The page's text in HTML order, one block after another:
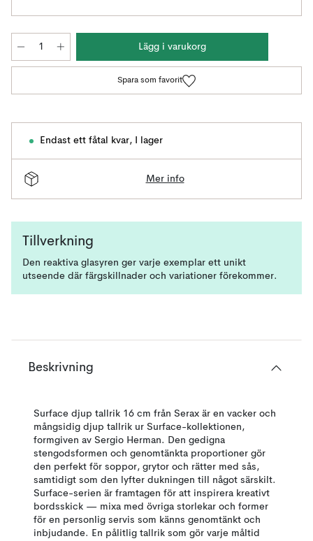
Lägg i varukorg
Spara som favorit
Endast ett fåtal kvar, I lager
Mer info
Tillverkning
Den reaktiva glasyren ger varje exemplar ett unikt
utseende där färgskillnader och variationer förekommer.
Beskrivning
Surface djup tallrik 16 cm från Serax är en vacker och
mångsidig djup tallrik ur Surface-kollektionen,
formgiven av Sergio Herman. Den gedigna
stengodsformen och genomtänkta proportioner gör
den perfekt för soppor, grytor och rätter med sås,
samtidigt som den lyfter dukningen till något särskilt.
Surface-serien är framtagen för att inspirera kreativt
bordsskick — mixa med övriga storlekar och former
för en personlig servis som känns genomtänkt och
inbjudande. En pålitlig tallrik som gör varje måltid